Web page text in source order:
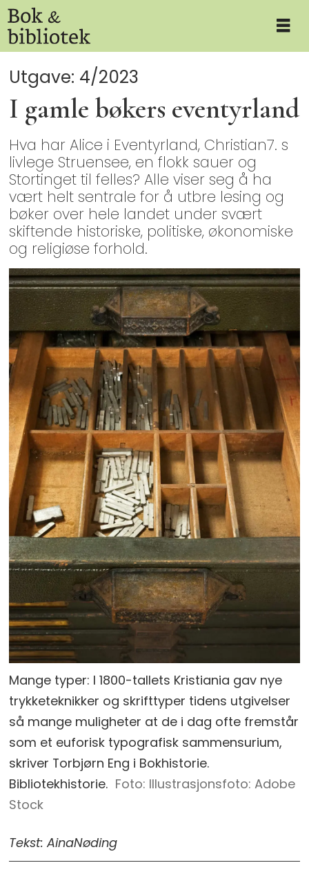
Utgave: 4/2023
I gamle bøkers eventyrland
Hva har Alice i Eventyrland, Christian7. s
livlege Struensee, en flokk sauer og
Stortinget til felles? Alle viser seg å ha
vært helt sentrale for å utbre lesing og
bøker over hele landet under svært
skiftende historiske, politiske, økonomiske
og religiøse forhold.
Mange typer: I 1800-tallets Kristiania gav nye
trykketeknikker og skrifttyper tidens utgivelser
så mange muligheter at de i dag ofte fremstår
som et euforisk typografisk sammensurium,
skriver Torbjørn Eng i Bokhistorie.
Bibliotekhistorie.
Illustrasjonsfoto: Adobe
Stock
Tekst: AinaNøding